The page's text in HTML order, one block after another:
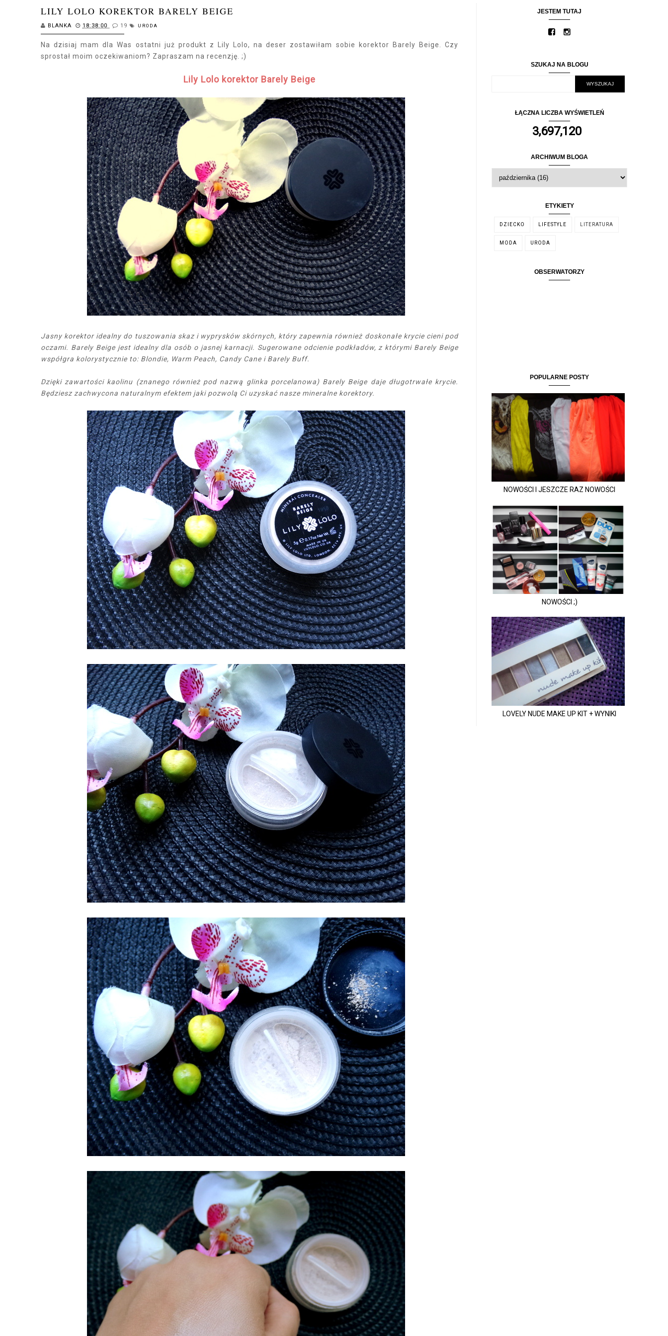
LILY LOLO KOREKTOR BARELY BEIGE
BLANKA 18:38:00 19 URODA
Na dzisiaj mam dla Was ostatni już produkt z Lily Lolo, na deser zostawiłam sobie korektor Barely Beige. Czy
sprostał moim oczekiwaniom? Zapraszam na recenzję. ;)
Lily Lolo korektor Barely Beige
Jasny korektor idealny do tuszowania skaz i wyprysków skórnych, który zapewnia również doskonałe krycie cieni pod
oczami. Barely Beige jest idealny dla osób o jasnej karnacji. Sugerowane odcienie podkładów, z którymi Barely Beige
współgra kolorystycznie to: Blondie, Warm Peach, Candy Cane i Barely Buff.
Dzięki zawartości kaolinu (znanego również pod nazwą glinka porcelanowa) Barely Beige daje długotrwałe krycie.
Będziesz zachwycona naturalnym efektem jaki pozwolą Ci uzyskać nasze mineralne korektory.
JESTEM TUTAJ
SZUKAJ NA BLOGU
ŁĄCZNA LICZBA WYŚWIETLEŃ
3,697,120
ARCHIWUM BLOGA
ETYKIETY
DZIECKO LIFESTYLE LITERATURA
MODA URODA
OBSERWATORZY
POPULARNE POSTY
NOWOŚCI I JESZCZE RAZ NOWOŚCI
NOWOŚCI ;)
LOVELY NUDE MAKE UP KIT + WYNIKI